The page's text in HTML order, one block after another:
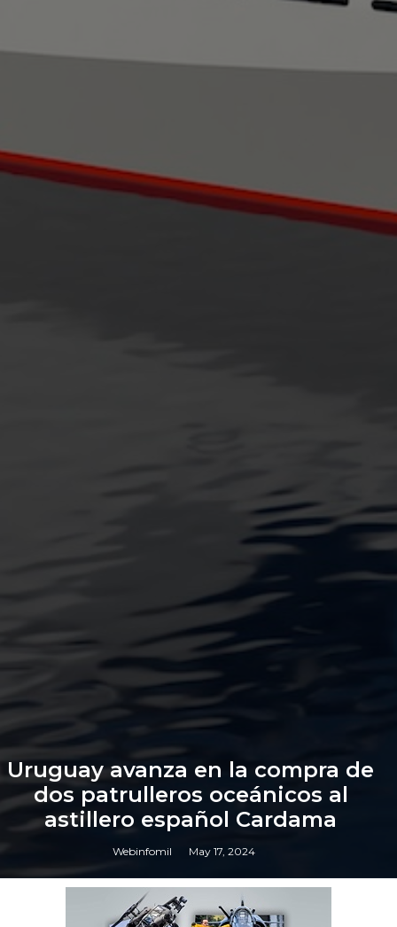
Uruguay avanza en la compra de
dos patrulleros oceánicos al
astillero español Cardama
Webinfomil May 17, 2024